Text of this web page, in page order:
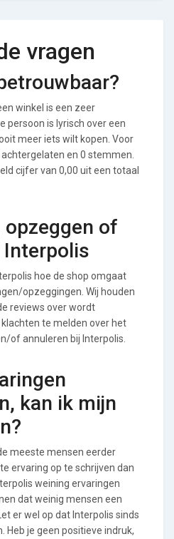
vragen
winkel is een zeer
persoon is lyrisch over een
meer iets wilt kopen. Voor
en 0 stemmen.
cijfer van 0,00 uit een totaal
opzeggen of
Interpolis
hoe de shop omgaat
opzeggingen. Wij houden
reviews over wordt
te melden over het
of annuleren bij Interpolis.
kan ik mijn
meeste mensen eerder
ervaring op te schrijven dan
weining ervaringen
dat weinig mensen een
er wel op dat Interpolis sinds
Heb je geen positieve indruk,